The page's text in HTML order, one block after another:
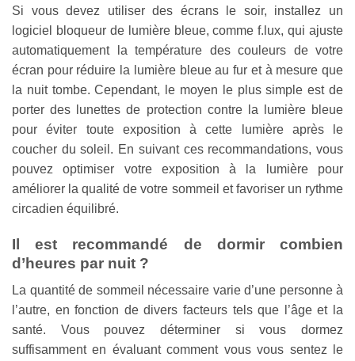
Si vous devez utiliser des écrans le soir, installez un
logiciel bloqueur de lumière bleue, comme f.lux, qui ajuste
automatiquement la température des couleurs de votre
écran pour réduire la lumière bleue au fur et à mesure que
la nuit tombe. Cependant, le moyen le plus simple est de
porter des lunettes de protection contre la lumière bleue
pour éviter toute exposition à cette lumière après le
coucher du soleil. En suivant ces recommandations, vous
pouvez optimiser votre exposition à la lumière pour
améliorer la qualité de votre sommeil et favoriser un rythme
circadien équilibré.
Il est recommandé de dormir combien
d’heures par nuit ?
La quantité de sommeil nécessaire varie d’une personne à
l’autre, en fonction de divers facteurs tels que l’âge et la
santé. Vous pouvez déterminer si vous dormez
suffisamment en évaluant comment vous vous sentez le